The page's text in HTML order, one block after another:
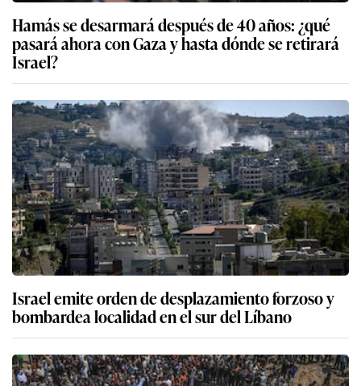
Hamás se desarmará después de 40 años: ¿qué
pasará ahora con Gaza y hasta dónde se retirará
Israel?
Israel emite orden de desplazamiento forzoso y
bombardea localidad en el sur del Líbano